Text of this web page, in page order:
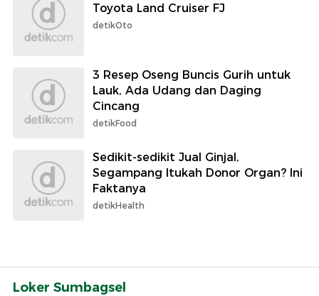
Toyota Land Cruiser FJ
detikOto
3 Resep Oseng Buncis Gurih untuk
Lauk, Ada Udang dan Daging
Cincang
detikFood
Sedikit-sedikit Jual Ginjal,
Segampang Itukah Donor Organ? Ini
Faktanya
detikHealth
Loker Sumbagsel